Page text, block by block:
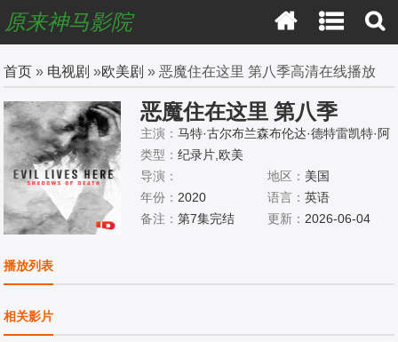
原来神马影院
首页 » 电视剧 »欧美剧 » 恶魔住在这里 第八季高清在线播放
恶魔住在这里 第八季
主演：马特·古尔布兰森布伦达·德特雷凯特·阿
瓦隆
类型：纪录片,欧美
导演：
地区： 美国
年份： 2020 语言： 英语
备注：第7集完结 更新： 2026-06-04
播放列表
相关影片